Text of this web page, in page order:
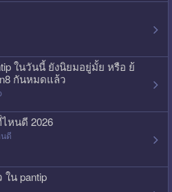
ในวันนี้ ยังนิยมอยู่มั้ย หรือ ย้
กันหมดแล้ว
หนดี 2026
ดี
ใน pantip